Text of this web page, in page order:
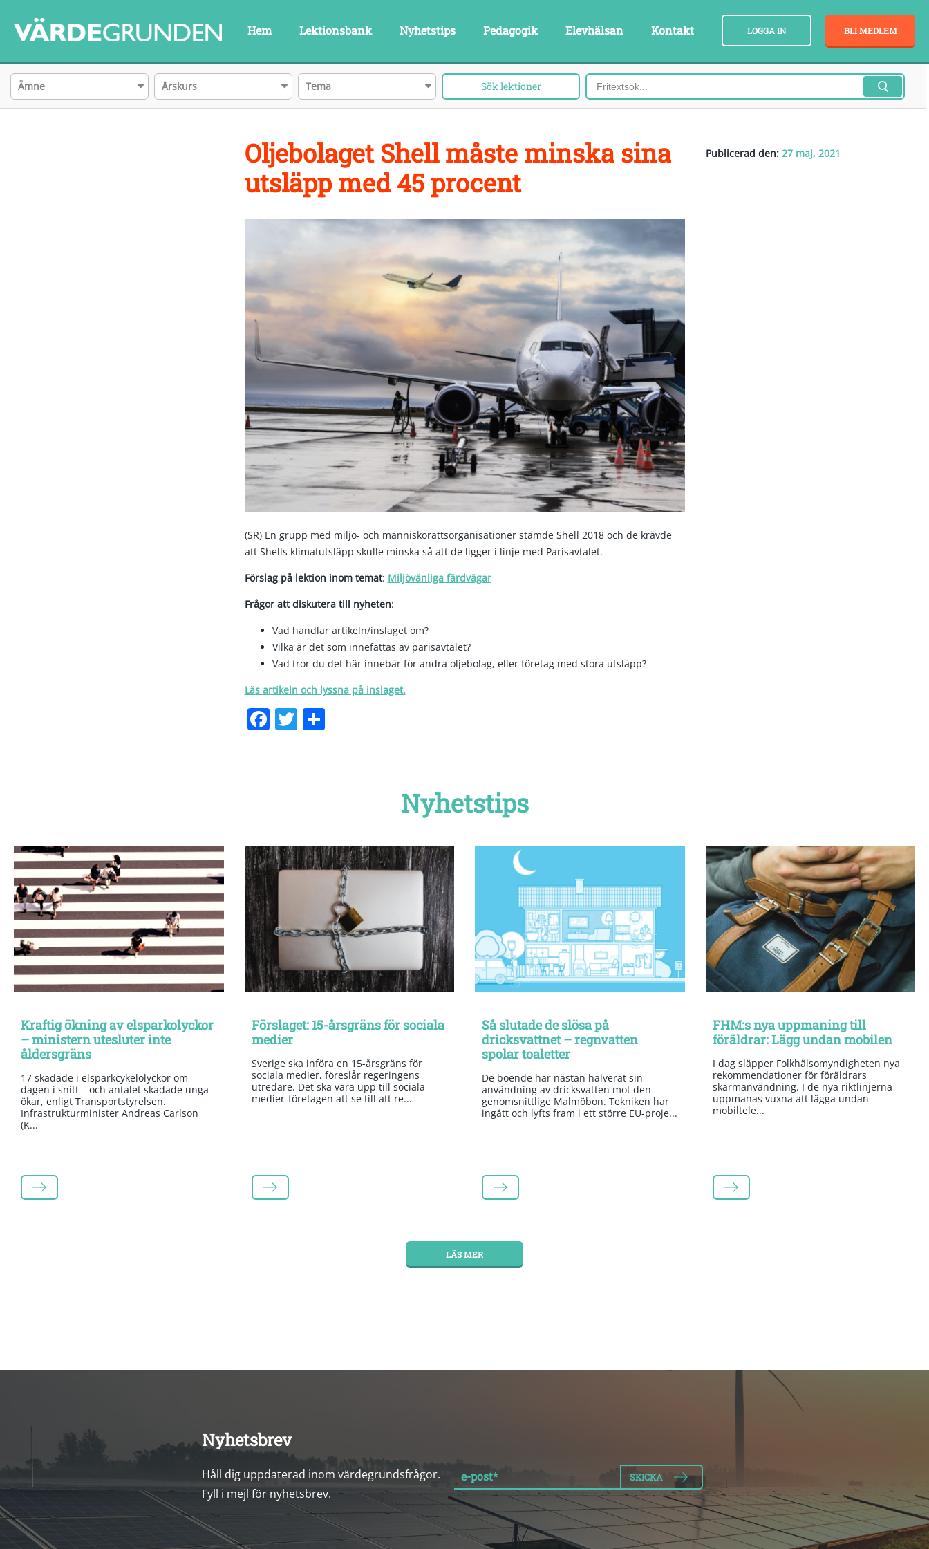
BLI MEDLEM
LOGGA IN
Hem Lektionsbank Nyhetstips Pedagogik Elevhälsan Kontakt
Ämne Årskurs Tema
Publicerad den: 27 maj, 2021
Oljebolaget Shell måste minska sina
utsläpp med 45 procent
(SR) En grupp med miljö- och människorättsorganisationer stämde Shell 2018 och de krävde
att Shells klimatutsläpp skulle minska så att de ligger i linje med Parisavtalet.
Förslag på lektion inom temat: Miljövänliga färdvägar
Frågor att diskutera till nyheten:
Vad handlar artikeln/inslaget om?
Vilka är det som innefattas av parisavtalet?
Vad tror du det här innebär för andra oljebolag, eller företag med stora utsläpp?
Läs artikeln och lyssna på inslaget.
Facebook
Twitter
Dela
Nyhetstips
Kraftig ökning av elsparkolyckor
– ministern utesluter inte
åldersgräns
17 skadade i elsparkcykelolyckor om
dagen i snitt – och antalet skadade unga
ökar, enligt Transportstyrelsen.
Infrastrukturminister Andreas Carlson
(K...
LÄS MER
Förslaget: 15-årsgräns för sociala
medier
Sverige ska införa en 15-årsgräns för
sociala medier, föreslår regeringens
utredare. Det ska vara upp till sociala
medier-företagen att se till att re...
LÄS MER
Så slutade de slösa på
dricksvattnet – regnvatten
spolar toaletter
De boende har nästan halverat sin
användning av dricksvatten mot den
genomsnittlige Malmöbon. Tekniken har
ingått och lyfts fram i ett större EU-proje...
LÄS MER
FHM:s nya uppmaning till
föräldrar: Lägg undan mobilen
I dag släpper Folkhälsomyndigheten nya
rekommendationer för föräldrars
skärmanvändning. I de nya riktlinjerna
uppmanas vuxna att lägga undan
mobiltele...
LÄS MER
LÄS MER
Nyhetsbrev
Håll dig uppdaterad inom värdegrundsfrågor.
Fyll i mejl för nyhetsbrev.
e-post*